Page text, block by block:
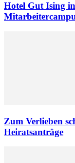
Hotel Gut Ising
Zum Verlieben
Heiratsanträge